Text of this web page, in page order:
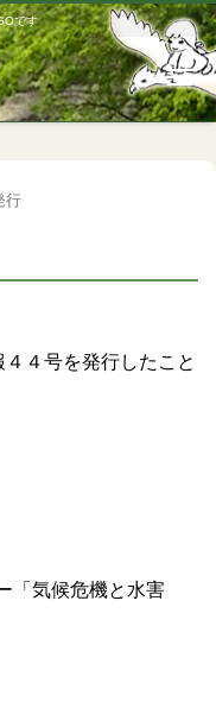
です
行
４号を発行したこと
「気候危機と水害